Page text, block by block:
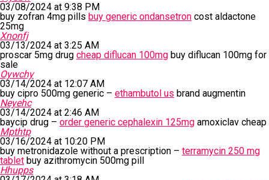
03/08/2024 at 9:38 PM
buy zofran 4mg pills buy generic ondansetron cost aldactone
25mg
Xnonfj
03/13/2024 at 3:25 AM
proscar 5mg drug cheap diflucan 100mg buy diflucan 100mg for
sale
Oywchy
03/14/2024 at 12:07 AM
buy cipro 500mg generic – ethambutol us brand augmentin
Neyehc
03/14/2024 at 2:46 AM
baycip drug – order generic cephalexin 125mg amoxiclav cheap
Mpthtp
03/16/2024 at 10:20 PM
buy metronidazole without a prescription – terramycin 250 mg
tablet buy azithromycin 500mg pill
Hhupps